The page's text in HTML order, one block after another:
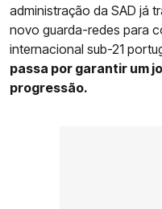
administração da SAD já
novo guarda-redes para
internacional sub-21
passa por garantir um
progressão.